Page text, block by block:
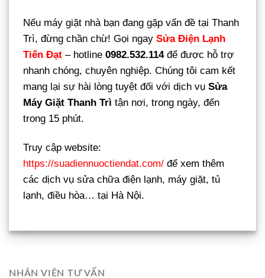
Nếu máy giặt nhà bạn đang gặp vấn đề tại Thanh
Trì, đừng chần chừ! Gọi ngay Sửa Điện Lạnh
Tiến Đạt – hotline 0982.532.114để được hỗ trợ
nhanh chóng, chuyên nghiệp. Chúng tôi cam kết
mang lại sự hài lòng tuyệt đối với dịch vụ Sửa
Máy Giặt Thanh Trì tận nơi, trong ngày, đến
trong 15 phút.
Truy cập website:
https://suadiennuoctiendat.com/ để xem thêm
các dịch vụ sửa chữa điện lạnh, máy giặt, tủ
lạnh, điều hòa… tại Hà Nội.
NHÂN VIÊN TƯ VẤN